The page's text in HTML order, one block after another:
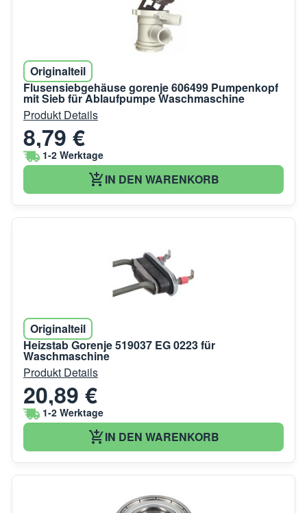
Originalteil
Flusensiebgehäuse gorenje 606499 Pumpenkopf
mit Sieb für Ablaufpumpe Waschmaschine
Produkt Details
8,79 €
1-2 Werktage
IN DEN WARENKORB
Originalteil
Heizstab Gorenje 519037 EG 0223 für
Waschmaschine
Produkt Details
20,89 €
1-2 Werktage
IN DEN WARENKORB